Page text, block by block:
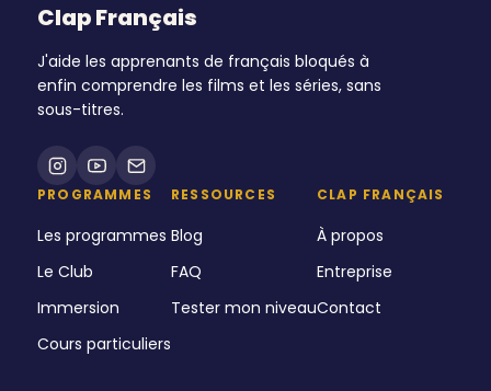
Clap Français
J'aide les apprenants de français bloqués à
enfin comprendre les films et les séries, sans
sous-titres.
PROGRAMMES
Les programmes
Le Club
Immersion
Cours particuliers
RESSOURCES
Blog
FAQ
Tester mon niveau
CLAP FRANÇAIS
À propos
Entreprise
Contact